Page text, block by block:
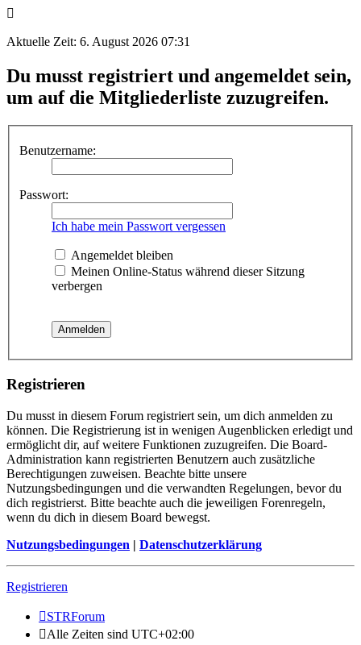
Aktuelle Zeit: 6. August 2026 07:31
Du musst registriert und angemeldet sein,
um auf die Mitgliederliste zuzugreifen.
Benutzername:
Passwort:
Ich habe mein Passwort vergessen
Angemeldet bleiben
Meinen Online-Status während dieser Sitzung
verbergen
Registrieren
Du musst in diesem Forum registriert sein, um dich anmelden zu
können. Die Registrierung ist in wenigen Augenblicken erledigt und
ermöglicht dir, auf weitere Funktionen zuzugreifen. Die Board-
Administration kann registrierten Benutzern auch zusätzliche
Berechtigungen zuweisen. Beachte bitte unsere
Nutzungsbedingungen und die verwandten Regelungen, bevor du
dich registrierst. Bitte beachte auch die jeweiligen Forenregeln,
wenn du dich in diesem Board bewegst.
Nutzungsbedingungen | Datenschutzerklärung
Registrieren
STRForum
Alle Zeiten sind UTC+02:00